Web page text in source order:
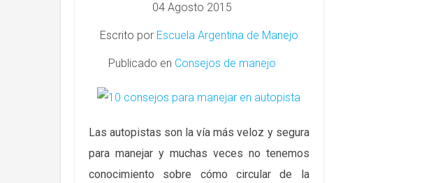
04 Agosto 2015
Escrito por Escuela Argentina de Manejo
Publicado en Consejos de manejo
Las autopistas son la vía más veloz y segura
para manejar y muchas veces no tenemos
conocimiento sobre cómo circular de la